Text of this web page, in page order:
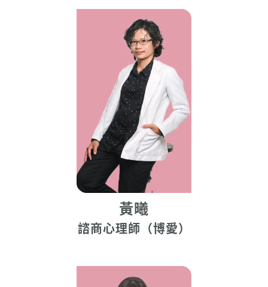
黃曦
諮商心理師（博愛）